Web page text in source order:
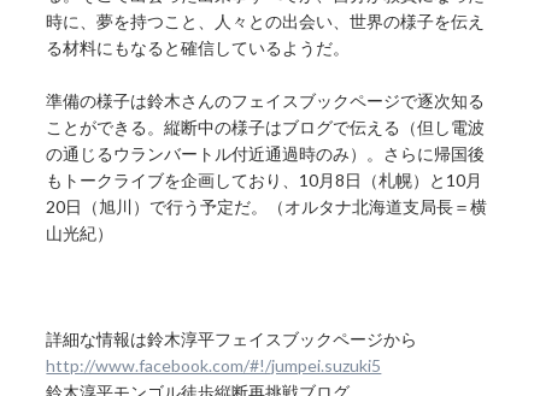
時に、夢を持つこと、人々との出会い、世界の様子を伝え
る材料にもなると確信しているようだ。
準備の様子は鈴木さんのフェイスブックページで逐次知る
ことができる。縦断中の様子はブログで伝える（但し電波
の通じるウランバートル付近通過時のみ）。さらに帰国後
もトークライブを企画しており、10月8日（札幌）と10月
20日（旭川）で行う予定だ。（オルタナ北海道支局長＝横
山光紀）
詳細な情報は鈴木淳平フェイスブックページから
http://www.facebook.com/#!/jumpei.suzuki5